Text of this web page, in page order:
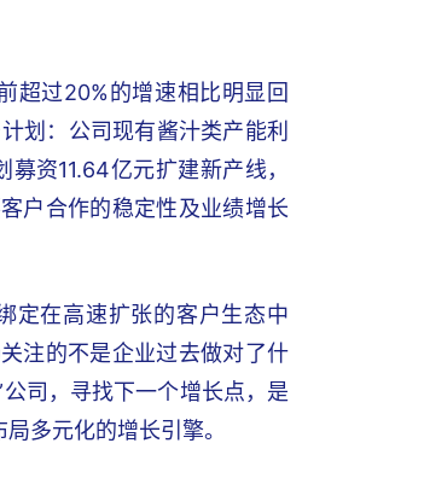
超过20%的增速相比明显回
划：公司现有酱汁类产能利
资11.64亿元扩建新产线，
户合作的稳定性及业绩增长
定在高速扩张的客户生态中
注的不是企业过去做对了什
司，寻找下一个增长点，是
多元化的增长引擎。